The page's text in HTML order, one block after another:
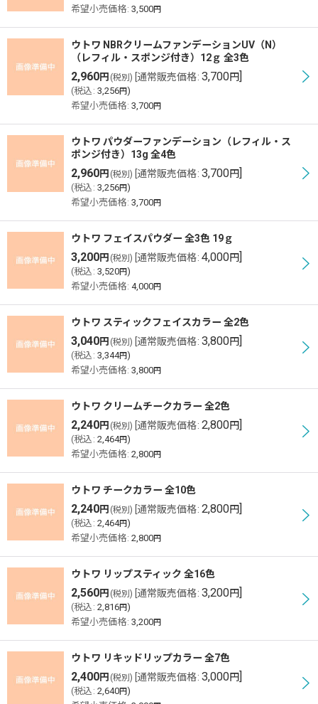
希望小売価格: 3,500円
ウトワ NBRクリームファンデーションUV（N）
（レフィル・スポンジ付き）12ｇ 全3色
2,960円 (税別) 通常販売価格: 3,700円]
(税込 : 3,256円)
希望小売価格: 3,700円
ウトワ パウダーファンデーション（レフィル・ス
ポンジ付き）13g 全4色
2,960円 (税別) 通常販売価格: 3,700円]
(税込 : 3,256円)
希望小売価格: 3,700円
ウトワ フェイスパウダー 全3色 19ｇ
3,200円 (税別) 通常販売価格: 4,000円]
(税込 : 3,520円)
希望小売価格: 4,000円
ウトワ スティックフェイスカラー 全2色
3,040円 (税別) 通常販売価格: 3,800円]
(税込 : 3,344円)
希望小売価格: 3,800円
ウトワ クリームチークカラー 全2色
2,240円 (税別) 通常販売価格: 2,800円]
(税込 : 2,464円)
希望小売価格: 2,800円
ウトワ チークカラー 全10色
2,240円 (税別) 通常販売価格: 2,800円]
(税込 : 2,464円)
希望小売価格: 2,800円
ウトワ リップスティック 全16色
2,560円 (税別) 通常販売価格: 3,200円]
(税込 : 2,816円)
希望小売価格: 3,200円
ウトワ リキッドリップカラー 全7色
2,400円 (税別) 通常販売価格: 3,000円]
(税込 : 2,640円)